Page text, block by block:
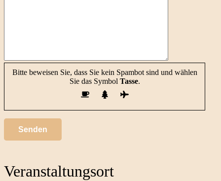
Veranstaltungsort
Bitte beweisen Sie, dass Sie kein Spambot sind und wählen
Sie das SymbolTasse.